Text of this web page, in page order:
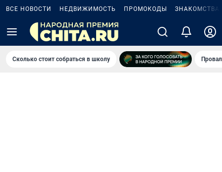
ВСЕ НОВОСТИ НЕДВИЖИМОСТЬ ПРОМОКОДЫ ЗНАКОМСТВА
Сколько стоит собраться в школу